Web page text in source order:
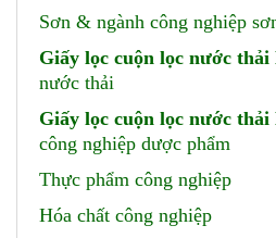
Sơn & ngành công nghiệp
Giấy lọc cuộn lọc nước thải
nước thải
Giấy lọc cuộn lọc nước thải
công nghiệp dược phẩm
Thực phẩm công nghiệp
Hóa chất công nghiệp